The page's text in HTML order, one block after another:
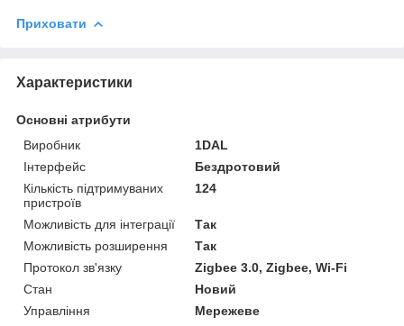
Приховати
Характеристики
Основні атрибути
Виробник
1DAL
Інтерфейс
Бездротовий
Кількість підтримуваних
пристроїв
124
Можливість для інтеграції
Так
Можливість розширення
Так
Протокол зв'язку
Zigbee 3.0, Zigbee, Wi-Fi
Стан
Новий
Управління
Мережеве